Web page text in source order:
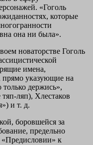
«Гоголь
которые
она ни была».
новаторстве Гоголь
имена,
прямо указующие на
держись»,
Хлестаков
и т. д.
боровшейся за
предельно
к